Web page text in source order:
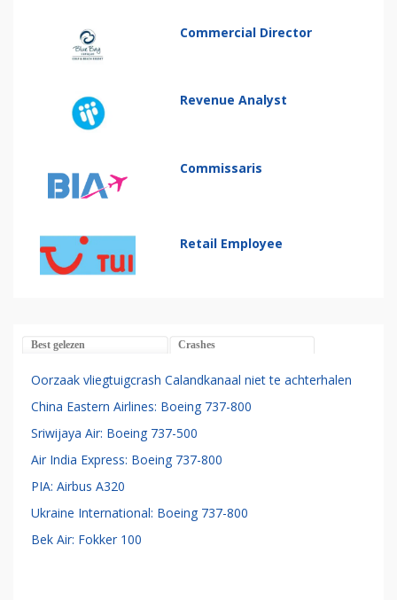
Commercial Director
Revenue Analyst
Commissaris
Retail Employee
Best gelezen Crashes
Oorzaak vliegtuigcrash Calandkanaal niet te achterhalen
China Eastern Airlines: Boeing 737-800
Sriwijaya Air: Boeing 737-500
Air India Express: Boeing 737-800
PIA: Airbus A320
Ukraine International: Boeing 737-800
Bek Air: Fokker 100